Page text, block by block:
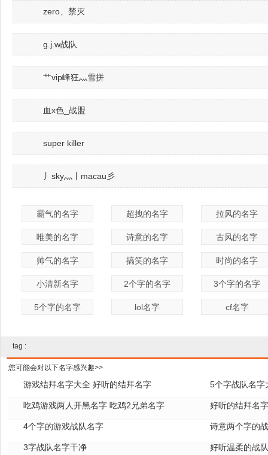
zero、禁灭
g.j.w战队
艹vip峰狂灬雪拼
血x色_战盟
super killer
丿sky灬丨macau彡
霸气的名字 超拽的名字 拉风的名字
唯美的名字 诗意的名字 古风的名字
帅气的名字 搞笑的名字 时尚的名字
小清新名字 2个字的名字 3个字的名字
5个字的名字 lol名字 cf名字
tag :
您可能会对以下名字感兴趣>>
游戏结拜名字大全 好听的结拜名字 5个字战队名字
吃鸡游戏两人开黑名字 吃鸡2兄弟名字 好听的结拜名
4个字的游戏战队名字 诗意两个字的
3字战队名字干净 好听温柔的战